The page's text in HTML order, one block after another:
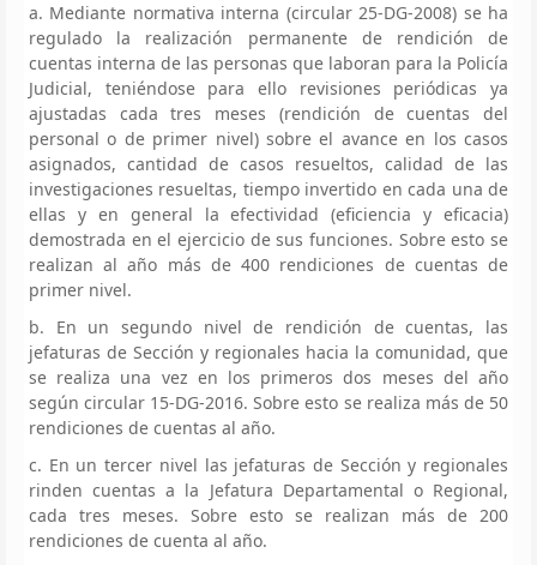
a. Mediante normativa interna (circular 25-DG-2008) se ha
regulado la realización permanente de rendición de
cuentas interna de las personas que laboran para la Policía
Judicial, teniéndose para ello revisiones periódicas ya
ajustadas cada tres meses (rendición de cuentas del
personal o de primer nivel) sobre el avance en los casos
asignados, cantidad de casos resueltos, calidad de las
investigaciones resueltas, tiempo invertido en cada una de
ellas y en general la efectividad (eficiencia y eficacia)
demostrada en el ejercicio de sus funciones. Sobre esto se
realizan al año más de 400 rendiciones de cuentas de
primer nivel.
b. En un segundo nivel de rendición de cuentas, las
jefaturas de Sección y regionales hacia la comunidad, que
se realiza una vez en los primeros dos meses del año
según circular 15-DG-2016. Sobre esto se realiza más de 50
rendiciones de cuentas al año.
c. En un tercer nivel las jefaturas de Sección y regionales
rinden cuentas a la Jefatura Departamental o Regional,
cada tres meses. Sobre esto se realizan más de 200
rendiciones de cuenta al año.